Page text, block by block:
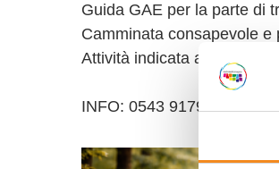
Guida GAE per la parte di
Camminata consapevole
Attività indicata a partire dai
INFO: 0543 917912 – 329